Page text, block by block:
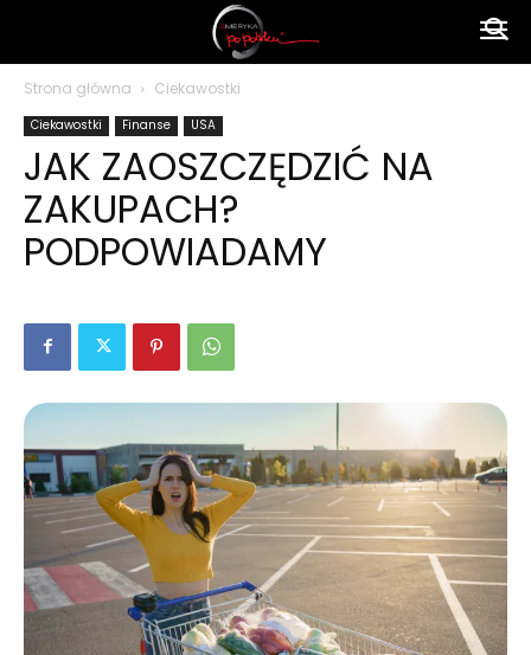
polsku
Strona główna Ciekawostki
Ciekawostki Finanse USA
JAK ZAOSZCZĘDZIĆ NA
ZAKUPACH?
PODPOWIADAMY